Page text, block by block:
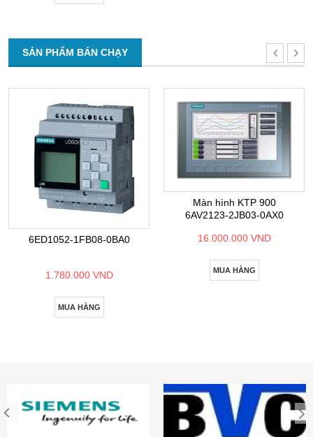
SẢN PHẨM BÁN CHẠY
6ED1052-1FB08-0BA0
1.780.000 VND
MUA HÀNG
Màn hình KTP 900
6AV2123-2JB03-0AX0
16.000.000 VND
MUA HÀNG